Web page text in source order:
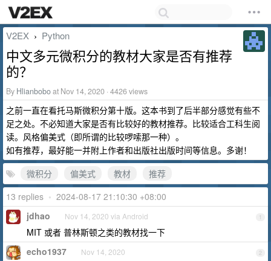
V2EX › Python
中文多元微积分的教材大家是否有推荐
的？
By Hlianboboat Nov 14, 2020 · 4426 views
之前一直在看托马斯微积分第十版。这本书到了后半部分感觉有些不
足之处。不必知道大家是否有比较好的教材推荐。比较适合工科生阅
读。风格偏美式（即所谓的比较啰嗦那一种）。
如有推荐，最好能一并附上作者和出版社出版时间等信息。多谢！
微积分
偏美式 教材
推荐
13 replies • 2024-08-17 21:10:30 +08:00
1
jdhao Nov 14, 2020 via Android
MIT 或者 普林斯顿之类的教材找一下
2
echo1937 Nov 14, 2020